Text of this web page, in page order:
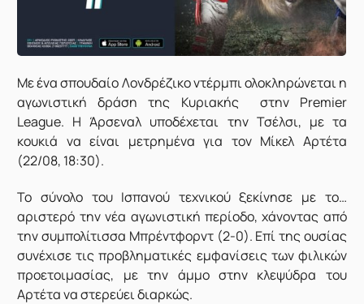
Με ένα σπουδαίο Λονδρέζικο ντέρμπι ολοκληρώνεται η
αγωνιστική δράση της Κυριακής στην Premier
League. Η Άρσεναλ υποδέχεται την Τσέλσι, με τα
κουκιά να είναι μετρημένα για τον Μίκελ Αρτέτα
(22/08, 18:30).
Το σύνολο του Ισπανού τεχνικού ξεκίνησε με το…
αριστερό την νέα αγωνιστική περίοδο, χάνοντας από
την συμπολίτισσα Μπρέντφορντ (2-0). Επί της ουσίας
συνέχισε τις προβληματικές εμφανίσεις των φιλικών
προετοιμασίας, με την άμμο στην κλεψύδρα του
Αρτέτα να στερεύει διαρκώς.